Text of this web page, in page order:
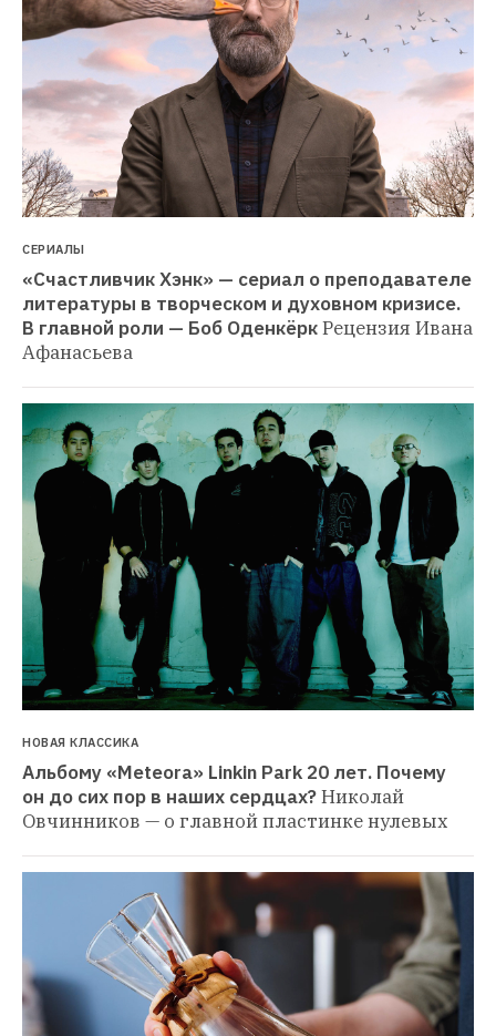
СЕРИАЛЫ
«Счастливчик Хэнк» — сериал о преподавателе
литературы в творческом и духовном кризисе.
В главной роли — Боб ОденкёркРецензия Ивана
Афанасьева
НОВАЯ КЛАССИКА
Альбому «Meteora» Linkin Park 20 лет. Почему
он до сих пор в наших сердцах?Николай
Овчинников — о главной пластинке нулевых